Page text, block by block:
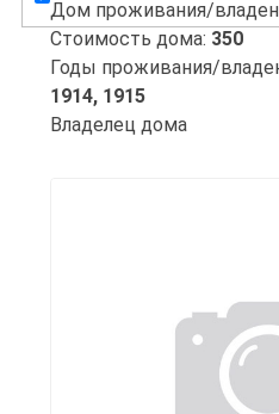
Дом проживания/
Стоимость дома: 350
Годы проживания/
1914, 1915
Владелец дома